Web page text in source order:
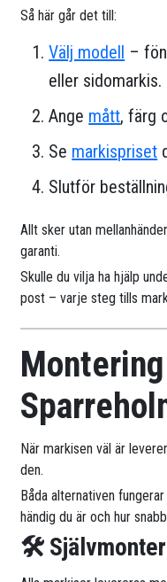
Så här går det till:
Välj modell –
eller sidomarkis.
Ange mått, färg
Se markispriset
Slutför
Allt sker utan
garanti.
Skulle du vilja ha hjälp
post – varje steg tills
När markisen väl är
den.
Båda alternativen
händig du är och hur
🛠